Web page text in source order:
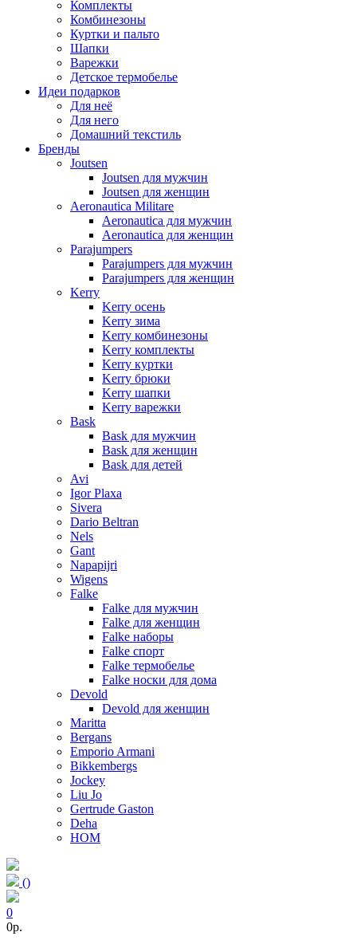
Комплекты
Комбинезоны
Куртки и пальто
Шапки
Варежки
Детское термобелье
Идеи подарков
Для неё
Для него
Домашний текстиль
Бренды
Joutsen
Joutsen для мужчин
Joutsen для женщин
Aeronautica Militare
Aeronautica для мужчин
Aeronautica для женщин
Parajumpers
Parajumpers для мужчин
Parajumpers для женщин
Kerry
Kerry осень
Kerry зима
Kerry комбинезоны
Kerry комплекты
Kerry куртки
Kerry брюки
Kerry шапки
Kerry варежки
Bask
Bask для мужчин
Bask для женщин
Bask для детей
Avi
Igor Plaxa
Sivera
Dario Beltran
Nels
Gant
Napapijri
Wigens
Falke
Falke для мужчин
Falke для женщин
Falke наборы
Falke спорт
Falke термобелье
Falke носки для дома
Devold
Devold для женщин
Maritta
Bergans
Emporio Armani
Bikkembergs
Jockey
Liu Jo
Gertrude Gaston
Deha
HOM
()
0
0p.